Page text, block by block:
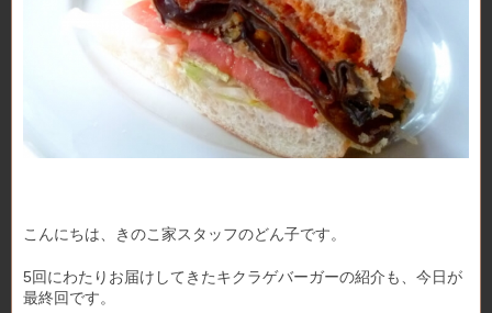
こんにちは、きのこ家スタッフのどん子です。
5回にわたりお届けしてきたキクラゲバーガーの紹介も、今日が
最終回です。